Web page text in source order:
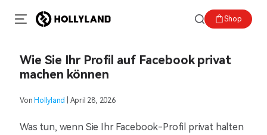
Shop
Wie Sie Ihr Profil auf Facebook privat
machen können
Von Hollyland | April 28, 2026
Was tun, wenn Sie Ihr Facebook-Profil privat halten